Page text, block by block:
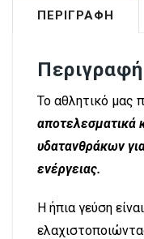
ΠΕΡΙΓΡΑΦΉ
Περιγραφή
Το αθλητικό μας
αποτελεσματικά
υδατανθράκων
ενέργειας.
Η ήπια γεύση